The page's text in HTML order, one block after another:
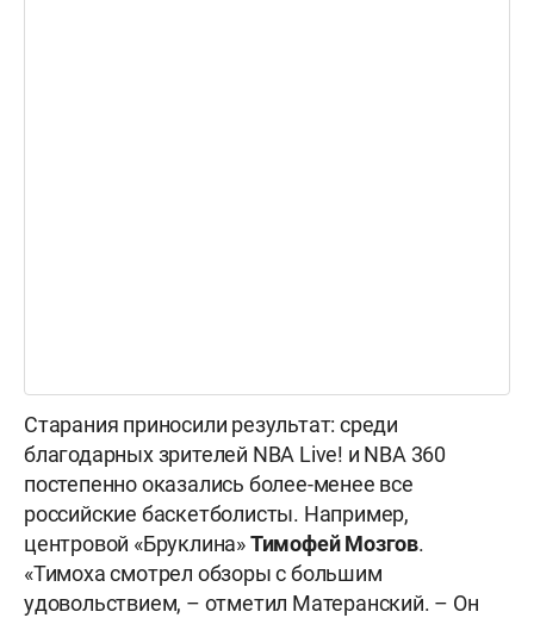
Старания приносили результат: среди
благодарных зрителей NBA Live! и NBA 360
постепенно оказались более-менее все
российские баскетболисты. Например,
центровой «Бруклина»Тимофей Мозгов.
«Тимоха смотрел обзоры с большим
удовольствием, – отметил Матеранский. – Он